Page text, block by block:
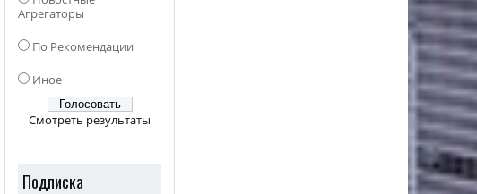
Агрегаторы
По Рекомендации
Иное
Смотреть результаты
Подписка